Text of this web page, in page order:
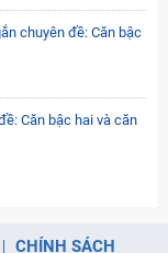
chuyên đề: Căn bậc
Căn bậc hai và căn
CHÍNH SÁCH